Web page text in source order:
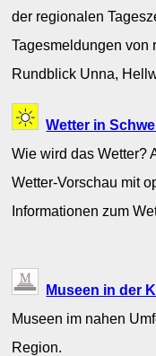
der regionalen
Tagesmeldungen von
Rundblick Unna,
Wetter in
Wie wird das Wetter?
Wetter-Vorschau mit
Informationen zum
Museen in der
Museen im nahen
Region.